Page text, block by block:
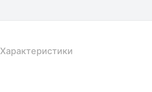
Характеристики